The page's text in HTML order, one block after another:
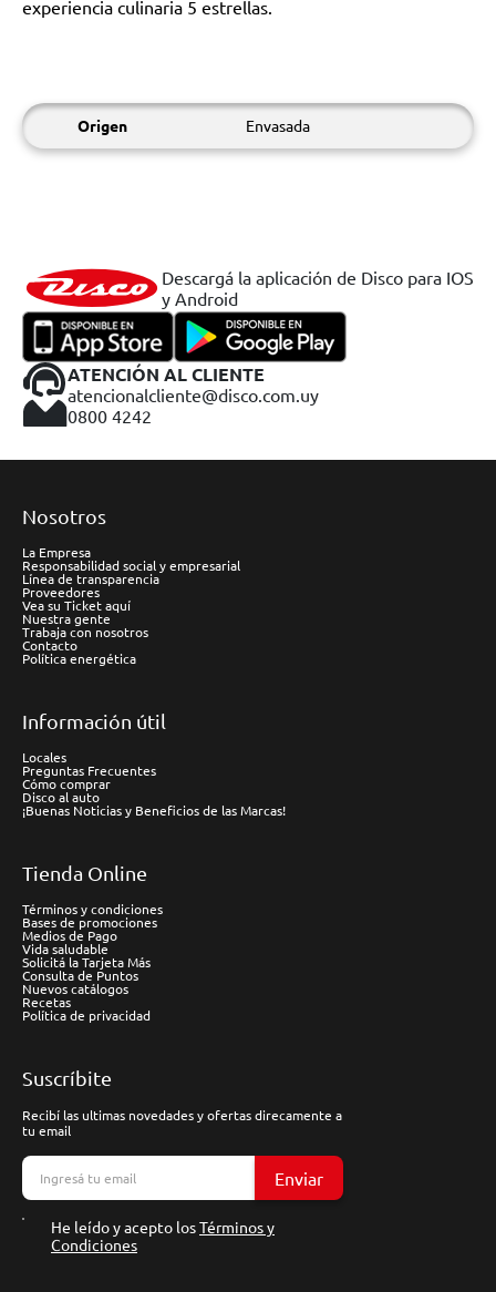
experiencia culinaria 5 estrellas.
Origen Envasada
Descargá la aplicación de Disco para IOS
y Android
ATENCIÓN AL CLIENTE
atencionalcliente@disco.com.uy
0800 4242
Nosotros
La Empresa
Responsabilidad social y empresarial
Línea de transparencia
Proveedores
Vea su Ticket aquí
Nuestra gente
Trabaja con nosotros
Contacto
Política energética
Información útil
Locales
Preguntas Frecuentes
Cómo comprar
Disco al auto
¡Buenas Noticias y Beneficios de las Marcas!
Tienda Online
Términos y condiciones
Bases de promociones
Medios de Pago
Vida saludable
Solicitá la Tarjeta Más
Consulta de Puntos
Nuevos catálogos
Recetas
Política de privacidad
Suscríbite
Recibí las ultimas novedades y ofertas direcamente a
tu email
Enviar
He leído y acepto losTérminos y
Condiciones